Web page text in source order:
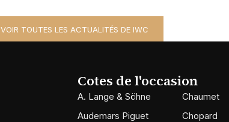
VOIR TOUTES LES ACTUALITÉS DE IWC
Cotes de l'occasion
A. Lange & Söhne
Audemars Piguet
Chaumet
Chopard